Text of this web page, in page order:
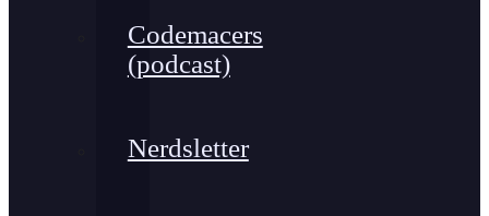
Codemacers
(podcast)
Nerdsletter